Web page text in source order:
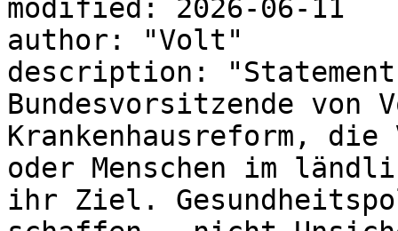
modified: 2026-06-11
author: "Volt"
description:
Bundesvorsitzende von
Krankenhausreform,
oder Menschen im
ihr Ziel.